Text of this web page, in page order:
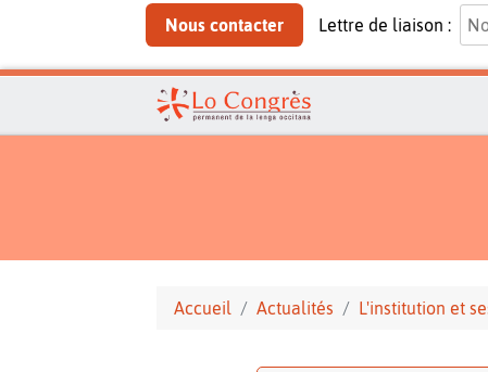
Nous contacter Lettre de liaison :
Accueil Actualités L'institution et